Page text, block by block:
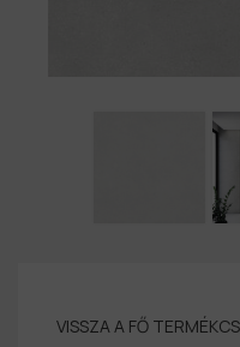
VISSZA A FŐ